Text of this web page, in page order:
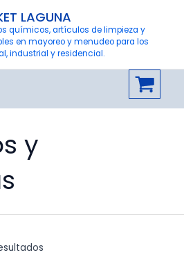
LAGUNA
químicos, artículos de limpieza y
en mayoreo y menudeo para los
industrial y residencial.
y